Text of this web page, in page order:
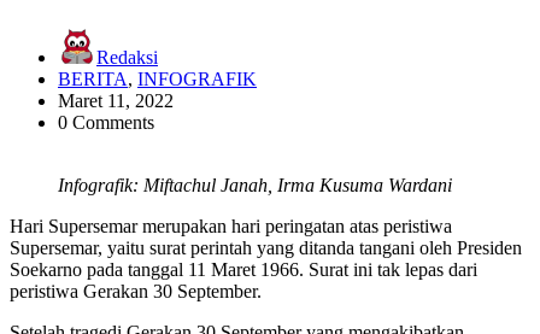
Redaksi
BERITA, INFOGRAFIK
Maret 11, 2022
0 Comments
Infografik: Miftachul Janah, Irma Kusuma Wardani
Hari Supersemar merupakan hari peringatan atas peristiwa
Supersemar, yaitu surat perintah yang ditanda tangani oleh Presiden
Soekarno pada tanggal 11 Maret 1966. Surat ini tak lepas dari
peristiwa Gerakan 30 September.